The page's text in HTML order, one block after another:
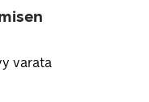
varata